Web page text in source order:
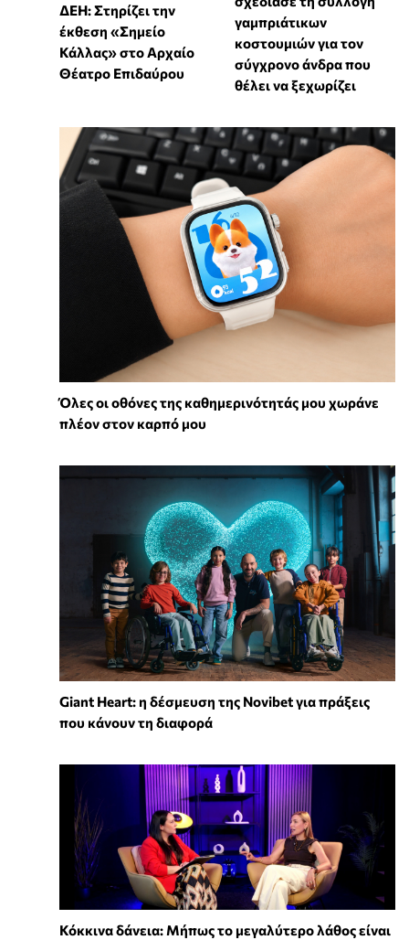
ΔΕΗ: Στηρίζει την
έκθεση «Σημείο
Κάλλας» στο Αρχαίο
Θέατρο Επιδαύρου
γαμπριάτικων
κοστουμιών για τον
σύγχρονο άνδρα που
θέλει να ξεχωρίζει
Όλες οι οθόνες της καθημερινότητάς μου χωράνε
πλέον στον καρπό μου
Giant Heart: η δέσμευση της Novibet για πράξεις
που κάνουν τη διαφορά
Κόκκινα δάνεια: Μήπως το μεγαλύτερο λάθος είναι